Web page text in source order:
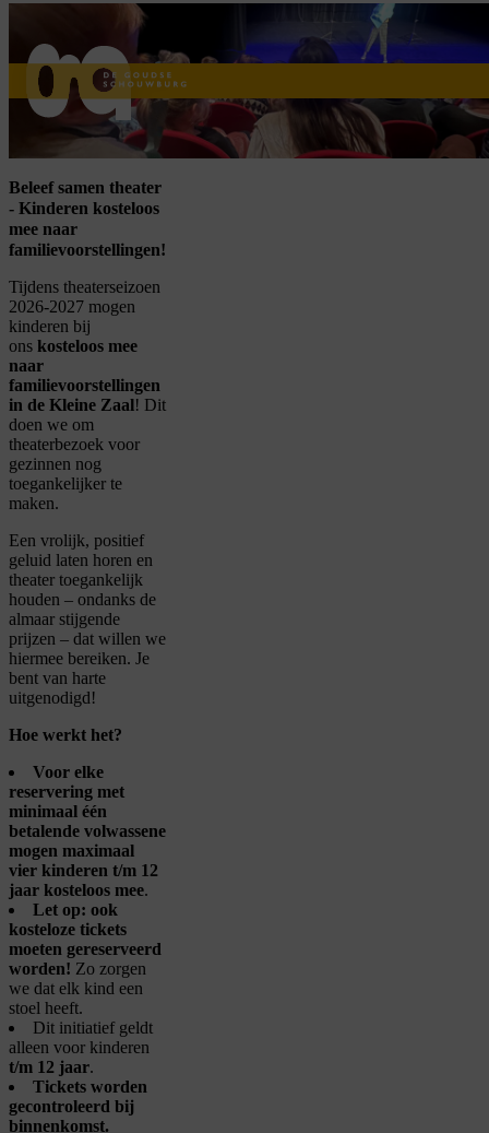
home
Beleef samen theater
- Kinderen kosteloos
mee naar
familievoorstellingen!
Tijdens theaterseizoen
2026-2027 mogen
kinderen bij
ons kosteloos mee
naar
familievoorstellingen
in de Kleine Zaal! Dit
doen we om
theaterbezoek voor
gezinnen nog
toegankelijker te
maken.
Een vrolijk, positief
geluid laten horen en
theater toegankelijk
houden – ondanks de
almaar stijgende
prijzen – dat willen we
hiermee bereiken. Je
bent van harte
uitgenodigd!
Hoe werkt het?
Voor elke
reservering met
minimaal één
betalende volwassene
mogen maximaal
vier kinderen t/m 12
jaar kosteloos mee.
Let op: ook
kosteloze tickets
moeten gereserveerd
worden! Zo zorgen
we dat elk kind een
stoel heeft.
Dit initiatief geldt
alleen voor kinderen
t/m 12 jaar.
Tickets worden
gecontroleerd bij
binnenkomst.